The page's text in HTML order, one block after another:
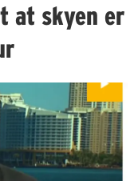
at skyen er